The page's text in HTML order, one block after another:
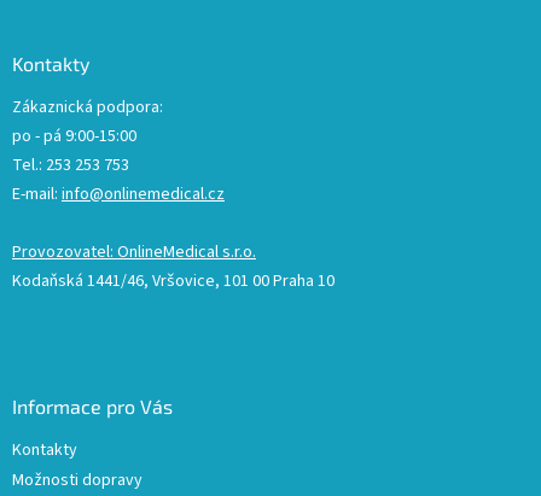
Kontakty
Zákaznická podpora:
po - pá 9:00-15:00
Tel.: 253 253 753
E-mail: info@onlinemedical.cz
Provozovatel: OnlineMedical s.r.o.
Kodaňská 1441/46, Vršovice, 101 00 Praha 10
Informace pro Vás
Kontakty
Možnosti dopravy